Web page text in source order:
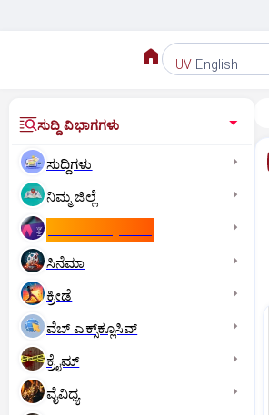
UV English
ಸುದ್ದಿ ವಿಭಾಗಗಳು
ಸುದ್ದಿಗಳು
ನಿಮ್ಮ ಜಿಲ್ಲೆ
ಸಿನೆಮಾ
ಕ್ರೀಡೆ
ವೆಬ್ ಎಕ್ಸ್‌ಕ್ಲೂಸಿವ್
ಕ್ರೈಮ್
ವೈವಿಧ್ಯ